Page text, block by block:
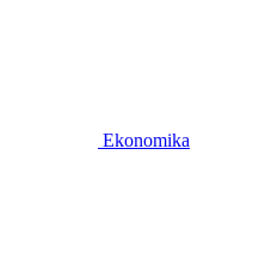
Ekonomika